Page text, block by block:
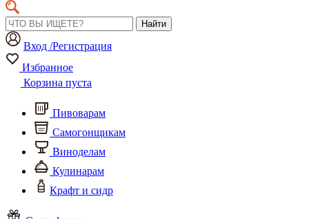
Найти
Вход /Регистрация
Избранное
Корзина пуста
Пивоварам
Самогонщикам
Виноделам
Кулинарам
Крафт и сидр